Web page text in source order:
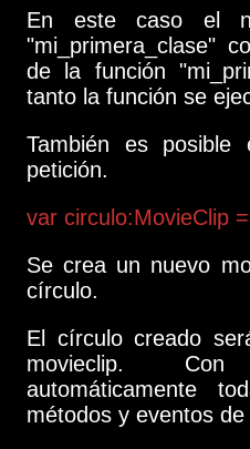
En este caso el
"mi_primera_clase"
de la función
tanto la función se
También es
petición.
var circulo:MovieClip
Se crea un nuevo
círculo.
El círculo creado
movieclip.
automáticamente
métodos y eventos de